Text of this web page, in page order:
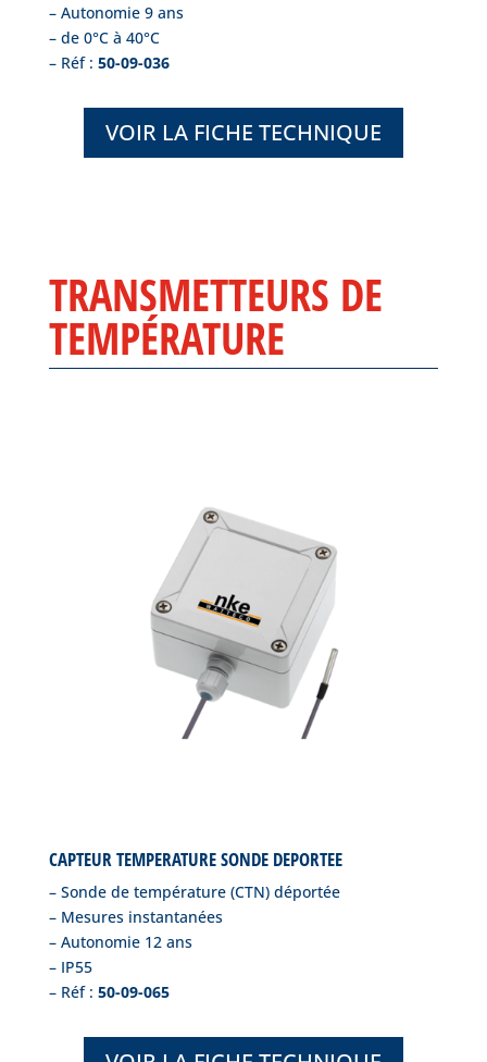
– Autonomie 9 ans
– de 0°C à 40°C
– Réf : 50-09-036
VOIR LA FICHE TECHNIQUE
TRANSMETTEURS DE
TEMPÉRATURE
CAPTEUR TEMPERATURE SONDE DEPORTEE
– Sonde de température (CTN) déportée
– Mesures instantanées
– Autonomie 12 ans
– IP55
– Réf : 50-09-065